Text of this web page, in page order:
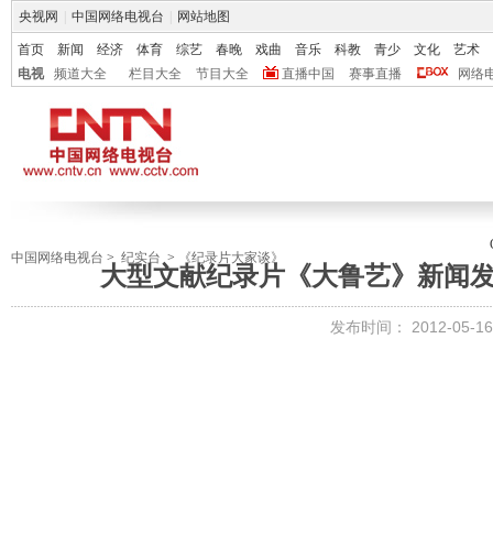
央视网 中国网络电视台 网站地图
首页 新闻 经济 体育 综艺 春晚 戏曲 音乐 科教 青少 文化
艺术
电视
频道大全 栏目大全 节目大全 直播中国 赛事直播 网络
中国网络电视台 > 纪实台 > 《纪录片大家谈》
大型文献纪录片《大鲁艺》新闻
发布时间： 2012-05-